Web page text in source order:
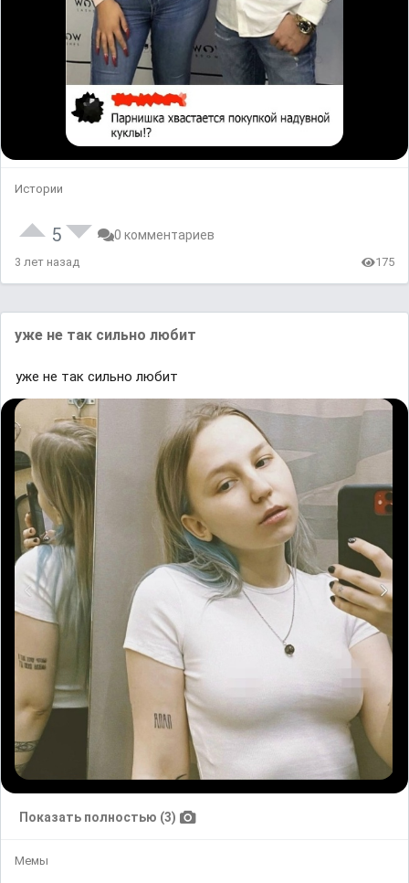
Истории
5 0 комментариев
3 лет назад 175
уже не так сильно любит
уже не так сильно любит
Показать полностью (3)
Мемы